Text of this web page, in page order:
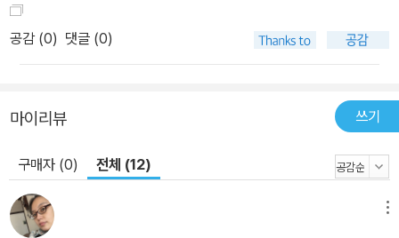
열혈 운동 마니아인 마늘 대원, 김치 특공대에 끼고 싶어 늘 장독대 본
부에서 알짱대는 무말랭이……. 그림 속에 숨은 이야기를 발견하는 것
또한 이 책을 보는 즐거움 중 하나가 되어 줄 것입니다.
공감 (0) 댓글 (0)
마이리뷰 쓰기
구매자 (0) 전체 (12)